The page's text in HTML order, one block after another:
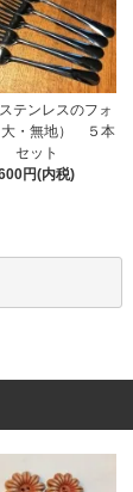
ステンレスのフォ
大・無地） ５本
セット
円(内税)